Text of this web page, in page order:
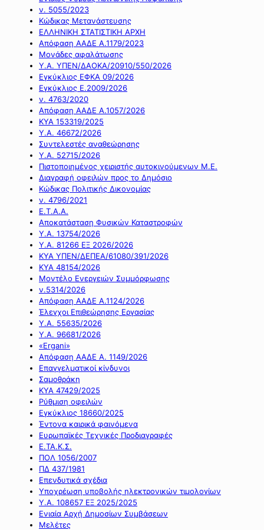
ν. 5055/2023
Κώδικας Μετανάστευσης
ΕΛΛΗΝΙΚΗ ΣΤΑΤΙΣΤΙΚΗ ΑΡΧΗ
Απόφαση ΑΑΔΕ Α.1179/2023
Μονάδες αφαλάτωσης
Υ.Α. ΥΠΕΝ/ΔΑΟΚΑ/20910/550/2026
Εγκύκλιος ΕΦΚΑ 09/2026
Εγκύκλιος Ε.2009/2026
ν. 4763/2020
Απόφαση ΑΑΔΕ Α.1057/2026
ΚΥΑ 153319/2025
Υ.Α. 46672/2026
Συντελεστές αναθεώρησης
Υ.Α. 52715/2026
Πιστοποιημένος χειριστής αυτοκινούμενων Μ.Ε.
Διαγραφή οφειλών προς το Δημόσιο
Κώδικας Πολιτικής Δικονομίας
ν. 4796/2021
Ε.Τ.Α.Α.
Αποκατάσταση Φυσικών Καταστροφών
Υ.Α. 13754/2026
Υ.Α. 81266 ΕΞ 2026/2026
ΚΥΑ ΥΠΕΝ/ΔΕΠΕΑ/61080/391/2026
ΚΥΑ 48154/2026
Μοντέλο Ενεργειών Συμμόρφωσης
ν.5314/2026
Απόφαση ΑΑΔΕ Α.1124/2026
Έλεγχοι Επιθεώρησης Εργασίας
Υ.Α. 55635/2026
Υ.Α. 96681/2026
«Ergani»
Απόφαση ΑΑΔΕ Α. 1149/2026
Επαγγελματικοί κίνδυνοι
Σαμοθράκη
ΚΥΑ 47429/2025
Ρύθμιση οφειλών
Εγκύκλιος 18660/2025
Έντονα καιρικά φαινόμενα
Ευρωπαϊκές Τεχνικές Προδιαγραφές
Ε.ΤΑ.Κ.Σ.
ΠΟΛ 1056/2007
ΠΔ 437/1981
Επενδυτικά σχέδια
Υποχρέωση υποβολής ηλεκτρονικών τιμολογίων
Υ.Α. 108657 ΕΞ 2025/2025
Ενιαία Αρχή Δημοσίων Συμβάσεων
Μελέτες